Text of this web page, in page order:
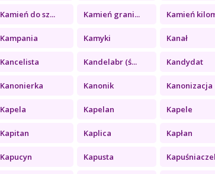
Kamień do sz... Kamień grani... Kamień
Kampania Kamyki Kanał
Kancelista Kandelabr (ś... Kandydat
Kanonierka Kanonik Kanonizacja
Kapela Kapelan Kapele
Kapitan Kaplica Kapłan
Kapucyn Kapusta